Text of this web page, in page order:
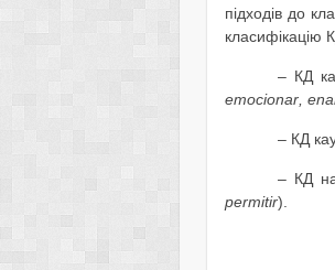
підходів до
класифікацію
– КД
emocionar ,
– КД
– КД на
permitir).